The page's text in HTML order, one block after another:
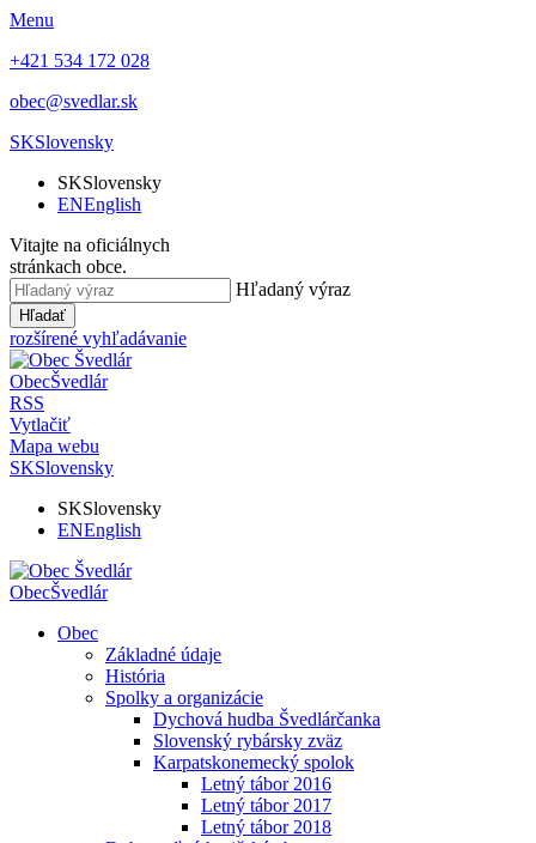
Menu
+421 534 172 028
obec@svedlar.sk
SKSlovensky
SKSlovensky
ENEnglish
Vitajte na oficiálnych
stránkach obce.
Hľadaný výraz
Hľadať
rozšírené vyhľadávanie
ObecŠvedlár
RSS
Vytlačiť
Mapa webu
SKSlovensky
SKSlovensky
ENEnglish
ObecŠvedlár
Obec
Základné údaje
História
Spolky a organizácie
Dychová hudba Švedlárčanka
Slovenský rybársky zväz
Karpatskonemecký spolok
Letný tábor 2016
Letný tábor 2017
Letný tábor 2018